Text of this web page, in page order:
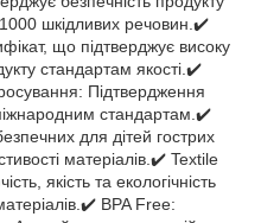
шкідливих речовин.✔️
що підтверджує високу
стандартам якості.✔️
Підтвердження
стандартам.✔️
для дітей гострих
матеріалів.✔️ Textile
якість та екологічність
BPA Free: